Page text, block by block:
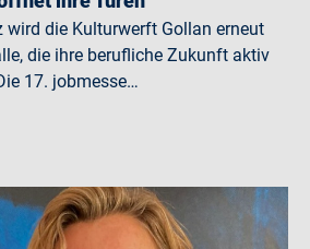
wird die Kulturwerft Gollan erneut
die ihre berufliche Zukunft aktiv
17. jobmesse…